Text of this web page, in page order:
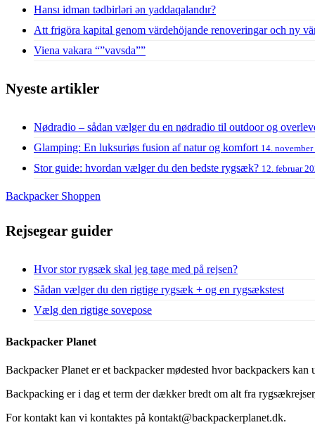
Hansı idman tədbirləri ən yaddaqalandır?
Att frigöra kapital genom värdehöjande renoveringar och ny
Viena vakara “”vavsda””
Nyeste artikler
Nødradio – sådan vælger du en nødradio til outdoor og
Glamping: En luksuriøs fusion af natur og komfort 14.
Stor guide: hvordan vælger du den bedste rygsæk? 12. februar
Backpacker Shoppen
Rejsegear guider
Hvor stor rygsæk skal jeg tage med på rejsen?
Sådan vælger du den rigtige rygsæk + og en rygsækstest
Vælg den rigtige sovepose
Backpacker Planet
Backpacker Planet er et backpacker mødested hvor backpackers
Backpacking er i dag et term der dækker bredt om alt fra
For kontakt kan vi kontaktes på kontakt@backpackerplanet.dk.